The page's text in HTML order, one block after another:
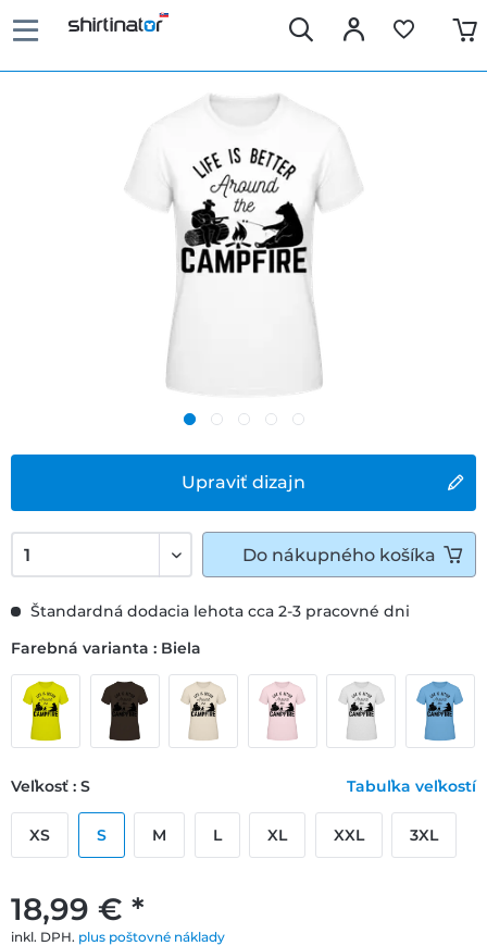
Upraviť dizajn
18,99 € *
inkl. DPH. plus poštovné náklady
Štandardná dodacia lehota cca 2-3 pracovné dni
Farebná varianta : Biela
Veľkosť : S Tabuľka veľkostí
XS S M L XL XXL 3XL
Do nákupného košíka